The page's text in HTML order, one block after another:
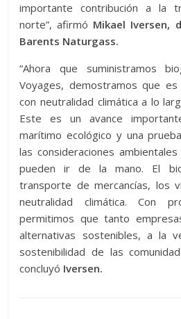
importante contribución a la
norte”, afirmó Mikael Iversen,
Barents Naturgass.
“Ahora que suministramos
Voyages, demostramos que
con neutralidad climática a lo
Este es un avance
marítimo ecológico y una
las consideraciones
pueden ir de la mano. El
transporte de mercancías, los
neutralidad climática. Con
permitimos que tanto
alternativas sostenibles, a la
sostenibilidad de las
concluyó Iversen.